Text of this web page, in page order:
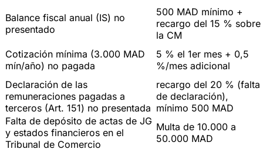
Balance fiscal anual (IS) no
presentado
500 MAD mínimo +
recargo del 15 % sobre
la CM
Cotización mínima (3.000 MAD
mín/año) no pagada
5 % el 1er mes + 0,5
%/mes adicional
Declaración de las
remuneraciones pagadas a
terceros (Art. 151) no presentada
recargo del 20 % (falta
de declaración),
mínimo 500 MAD
Falta de depósito de actas de JG
y estados financieros en el
Tribunal de Comercio
Multa de 10.000 a
50.000 MAD